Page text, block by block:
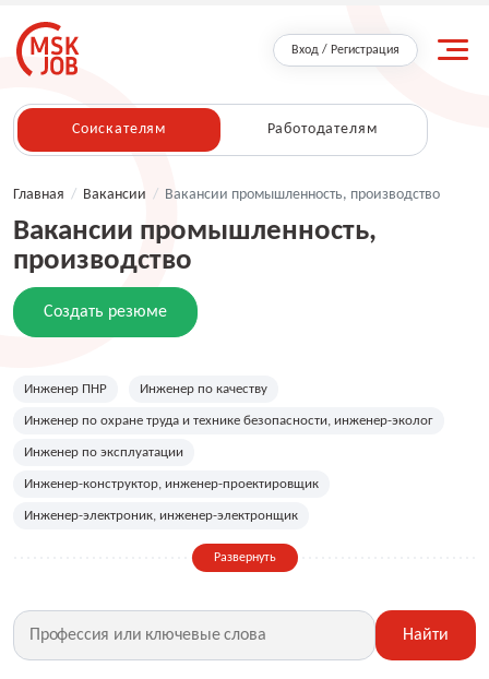
Вход / Регистрация
Соискателям Работодателям
Главная / Вакансии / Вакансии промышленность, производство
Вакансии промышленность,
производство
Создать резюме
Инженер ПНР Инженер по качеству
Инженер по охране труда и технике безопасности, инженер-эколог
Инженер по эксплуатации
Инженер-конструктор, инженер-проектировщик
Инженер-электроник, инженер-электронщик
Инженер-энергетик, инженер-электрик Контролёр ОТК
Машинист Метролог Механик Начальник производства
Начальник смены, мастер участка
Развернуть
Найти